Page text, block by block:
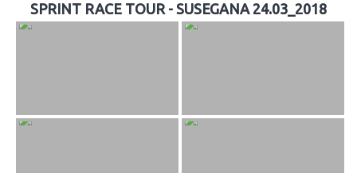
SPRINT RACE TOUR - SUSEGANA 24.03_2018